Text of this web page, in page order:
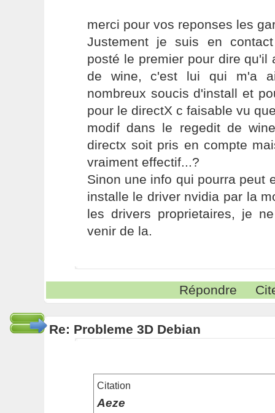
merci pour vos reponses les
Justement je suis en
posté le premier pour dire qu'il
de wine, c'est lui qui m'a
nombreux soucis d'install et
pour le directX c faisable vu
modif dans le regedit de
directx soit pris en compte
vraiment effectif...?
Sinon une info qui pourra peut
installe le driver nvidia par la
les drivers proprietaires, je
venir de la.
Répondre
Re: Probleme 3D Debian
Citation
Aeze